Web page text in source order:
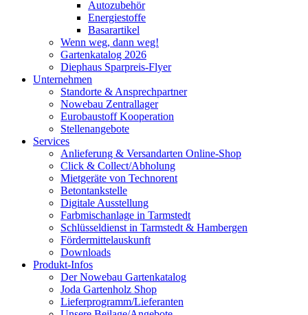
Autozubehör
Energiestoffe
Basarartikel
Wenn weg, dann weg!
Gartenkatalog 2026
Diephaus Sparpreis-Flyer
Unternehmen
Standorte & Ansprechpartner
Nowebau Zentrallager
Eurobaustoff Kooperation
Stellenangebote
Services
Anlieferung & Versandarten Online-Shop
Click & Collect/Abholung
Mietgeräte von Technorent
Betontankstelle
Digitale Ausstellung
Farbmischanlage in Tarmstedt
Schlüsseldienst in Tarmstedt & Hambergen
Fördermittelauskunft
Downloads
Produkt-Infos
Der Nowebau Gartenkatalog
Joda Gartenholz Shop
Lieferprogramm/Lieferanten